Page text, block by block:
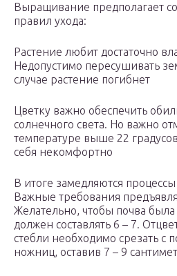
Выращивание предполагает
правил ухода:
Растение любит достаточно
Недопустимо пересушивать
случае растение погибнет
Цветку важно обеспечить
солнечного света. Но важно
температуре выше 22
себя некомфортно
В итоге замедляются
Важные требования
Желательно, чтобы почва была
должен составлять 6 – 7.
стебли необходимо срезать с
ножниц, оставив 7 – 9